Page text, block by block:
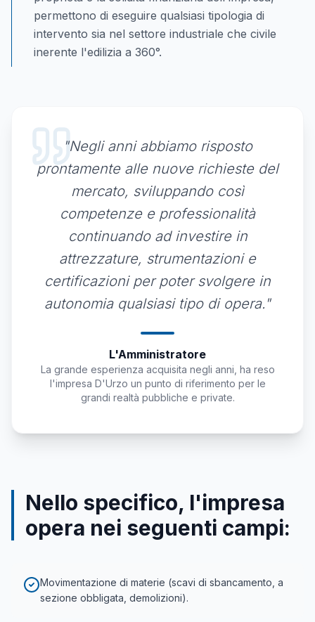
permettono di eseguire qualsiasi tipologia di
intervento sia nel settore industriale che civile
inerente l'edilizia a 360°.
"Negli anni abbiamo risposto
prontamente alle nuove richieste del
mercato, sviluppando così
competenze e professionalità
continuando ad investire in
attrezzature, strumentazioni e
certificazioni per poter svolgere in
autonomia qualsiasi tipo di opera."
L'Amministratore
La grande esperienza acquisita negli anni, ha reso
l'impresa D'Urzo un punto di riferimento per le
grandi realtà pubbliche e private.
Nello specifico, l'impresa
opera nei seguenti campi:
Movimentazione di materie (scavi di sbancamento, a
sezione obbligata, demolizioni).